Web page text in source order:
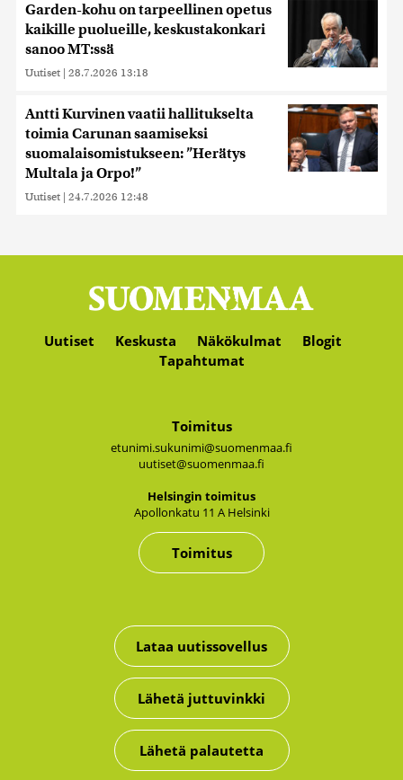
Garden-kohu on tarpeellinen opetus
kaikille puolueille, keskustakonkari
sanoo MT:ssä
Uutiset | 28.7.2026 13:18
Antti Kurvinen vaatii hallitukselta
toimia Carunan saamiseksi
suomalaisomistukseen: ”Herätys
Multala ja Orpo!”
Uutiset | 24.7.2026 12:48
Uutiset Keskusta Näkökulmat
Blogit
Tapahtumat
Toimitus
etunimi.sukunimi@suomenmaa.fi
uutiset@suomenmaa.fi
Hel­sin­gin toi­mi­tus
Apol­lon­ka­tu 11 A Hel­sin­ki
Toimitus
Lataa uutissovellus
Lähetä juttuvinkki
Lähetä palautetta